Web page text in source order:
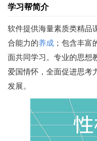
学习帮简介
软件提供海量素质类精品
合能力的养成 ；包含丰富
面共同学习。专业的思想
爱国情怀，全面促进思考
发展。